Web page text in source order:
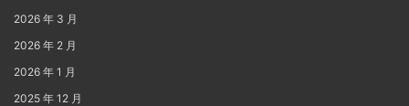
2026 年 3 月
2026 年 2 月
2026 年 1 月
2025 年 12 月